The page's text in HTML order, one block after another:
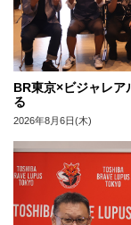
BR東京×ビジャレア
る
2026年8月6日(木)